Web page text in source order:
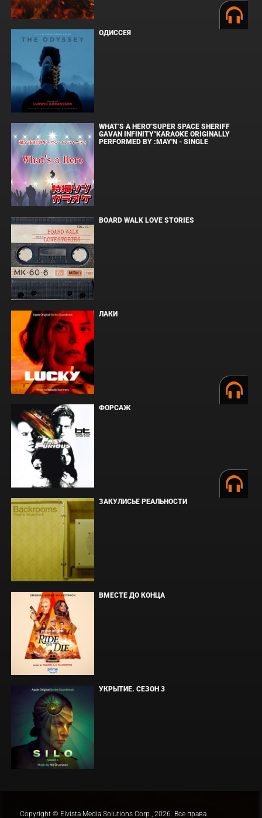
ОДИССЕЯ
WHAT'S A HERO"SUPER SPACE SHERIFF
GAVAN INFINITY"KARAOKE ORIGINALLY
PERFORMED BY :MAY'N - SINGLE
BOARD WALK LOVE STORIES
ЛАКИ
ФОРСАЖ
ЗАКУЛИСЬЕ РЕАЛЬНОСТИ
ВМЕСТЕ ДО КОНЦА
УКРЫТИЕ. СЕЗОН 3
Copyright © Elvista Media Solutions Corp., 2026. Все права